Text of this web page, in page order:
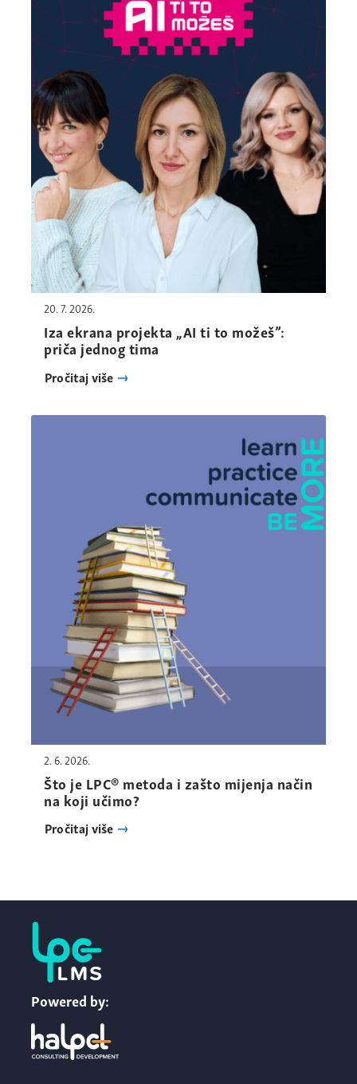
20. 7. 2026.
Iza ekrana projekta „AI ti to možeš”:
priča jednog tima
Pročitaj više
2. 6. 2026.
Što je LPC® metoda i zašto mijenja način
na koji učimo?
Pročitaj više
Powered by: